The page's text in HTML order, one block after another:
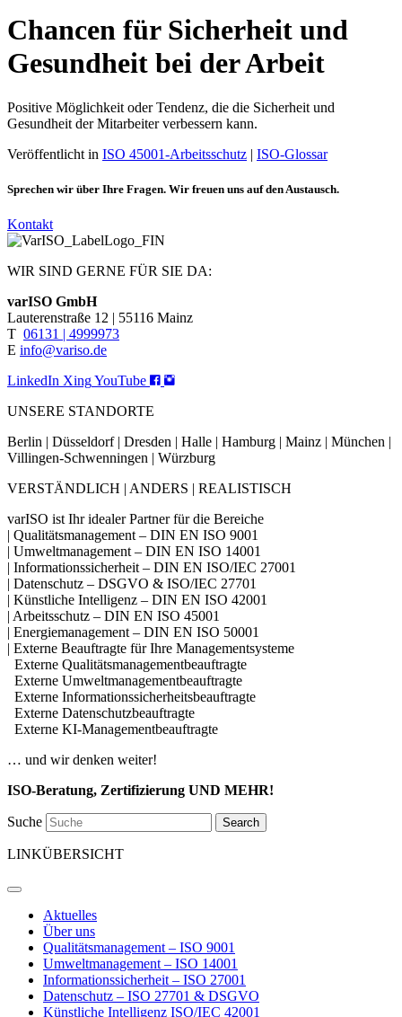
Chancen für Sicherheit und
Gesundheit bei der Arbeit
Positive Möglichkeit oder Tendenz, die die Sicherheit und
Gesundheit der Mitarbeiter verbessern kann.
Veröffentlicht in ISO 45001-Arbeitsschutz | ISO-Glossar
Sprechen wir über Ihre Fragen. Wir freuen uns auf den Austausch.
Kontakt
WIR SIND GERNE FÜR SIE DA:
varISO GmbH
Lauterenstraße 12 | 55116 Mainz
T 06131 | 4999973
E info@variso.de
LinkedIn XingYouTube
UNSERE STANDORTE
Berlin | Düsseldorf | Dresden | Halle | Hamburg | Mainz | München |
Villingen-Schwenningen | Würzburg
VERSTÄNDLICH | ANDERS | REALISTISCH
varISO ist Ihr idealer Partner für die Bereiche
| Qualitätsmanagement – DIN EN ISO 9001
| Umweltmanagement – DIN EN ISO 14001
| Informationssicherheit – DIN EN ISO/IEC 27001
| Datenschutz – DSGVO & ISO/IEC 27701
| Künstliche Intelligenz – DIN EN ISO 42001
| Arbeitsschutz – DIN EN ISO 45001
| Energiemanagement – DIN EN ISO 50001
| Externe Beauftragte für Ihre Managementsysteme
Externe Qualitätsmanagementbeauftragte
Externe Umweltmanagementbeauftragte
Externe Informationssicherheitsbeauftragte
Externe Datenschutzbeauftragte
Externe KI-Managementbeauftragte
… und wir denken weiter!
ISO-Beratung, Zertifizierung UND MEHR!
Suche Search
LINKÜBERSICHT
Aktuelles
Über uns
Qualitätsmanagement – ISO 9001
Umweltmanagement – ISO 14001
Informationssicherheit – ISO 27001
Datenschutz – ISO 27701 & DSGVO
Künstliche Intelligenz ISO/IEC 42001